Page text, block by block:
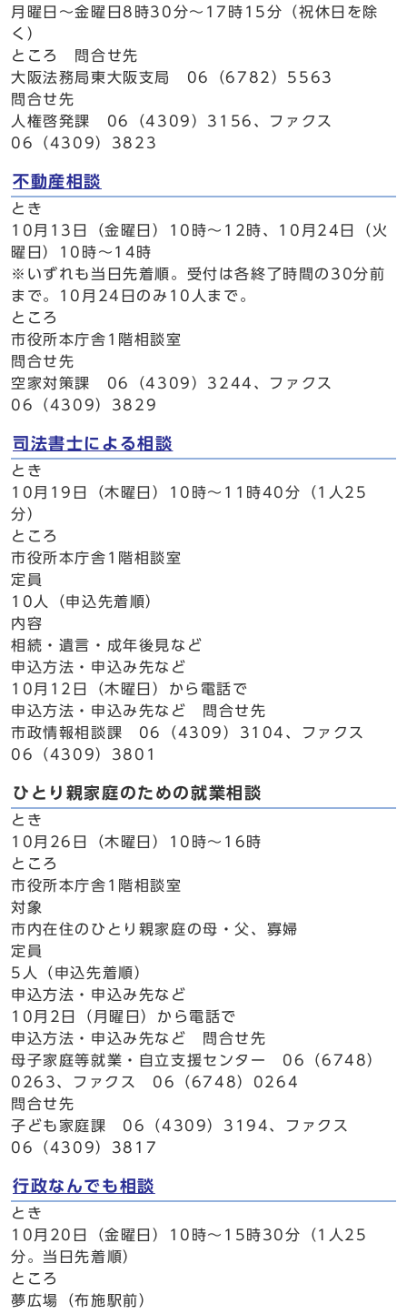
月曜日～金曜日8時30分～17時15分（祝休日を除
く）
ところ 問合せ先
大阪法務局東大阪支局 06（6782）5563
問合せ先
人権啓発課 06（4309）3156、ファクス
06（4309）3823
不動産相談
とき
10月13日（金曜日）10時～12時、10月24日（火
曜日）10時～14時
※いずれも当日先着順。受付は各終了時間の30分前
まで。10月24日のみ10人まで。
ところ
市役所本庁舎1階相談室
問合せ先
空家対策課 06（4309）3244、ファクス
06（4309）3829
司法書士による相談
とき
10月19日（木曜日）10時～11時40分（1人25
分）
ところ
市役所本庁舎1階相談室
定員
10人（申込先着順）
内容
相続・遺言・成年後見など
申込方法・申込み先など
10月12日（木曜日）から電話で
申込方法・申込み先など 問合せ先
市政情報相談課 06（4309）3104、ファクス
06（4309）3801
ひとり親家庭のための就業相談
とき
10月26日（木曜日）10時～16時
ところ
市役所本庁舎1階相談室
対象
市内在住のひとり親家庭の母・父、寡婦
定員
5人（申込先着順）
申込方法・申込み先など
10月2日（月曜日）から電話で
申込方法・申込み先など 問合せ先
母子家庭等就業・自立支援センター 06（6748）
0263、ファクス 06（6748）0264
問合せ先
子ども家庭課 06（4309）3194、ファクス
06（4309）3817
行政なんでも相談
とき
10月20日（金曜日）10時～15時30分（1人25
分。当日先着順）
ところ
夢広場（布施駅前）